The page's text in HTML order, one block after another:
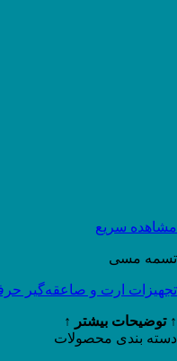
مشاهده سریع
تسمه مسی
تجهیزات ارت و صاعقه‌گیر
↑ توضیحات بیشتر ↑
دسته بندی محصولات